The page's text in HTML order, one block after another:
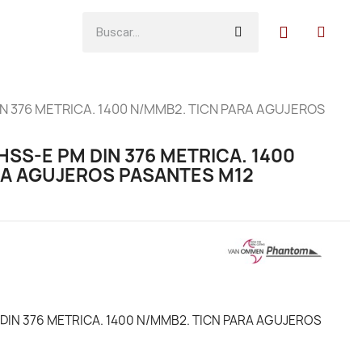
376 METRICA. 1400 N/MMB2. TICN PARA AGUJEROS
E PM DIN 376 METRICA. 1400
AGUJEROS PASANTES M12
376 METRICA. 1400 N/MMB2. TICN PARA AGUJEROS